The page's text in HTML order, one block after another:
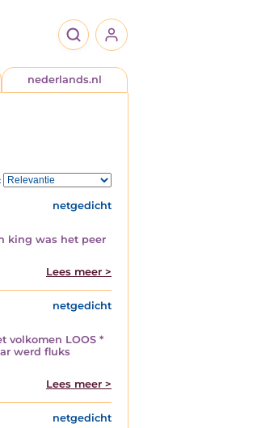
nederlands.nl
netgedicht
king was het peer
Lees meer >
netgedicht
volkomen LOOS *
werd fluks
Lees meer >
netgedicht